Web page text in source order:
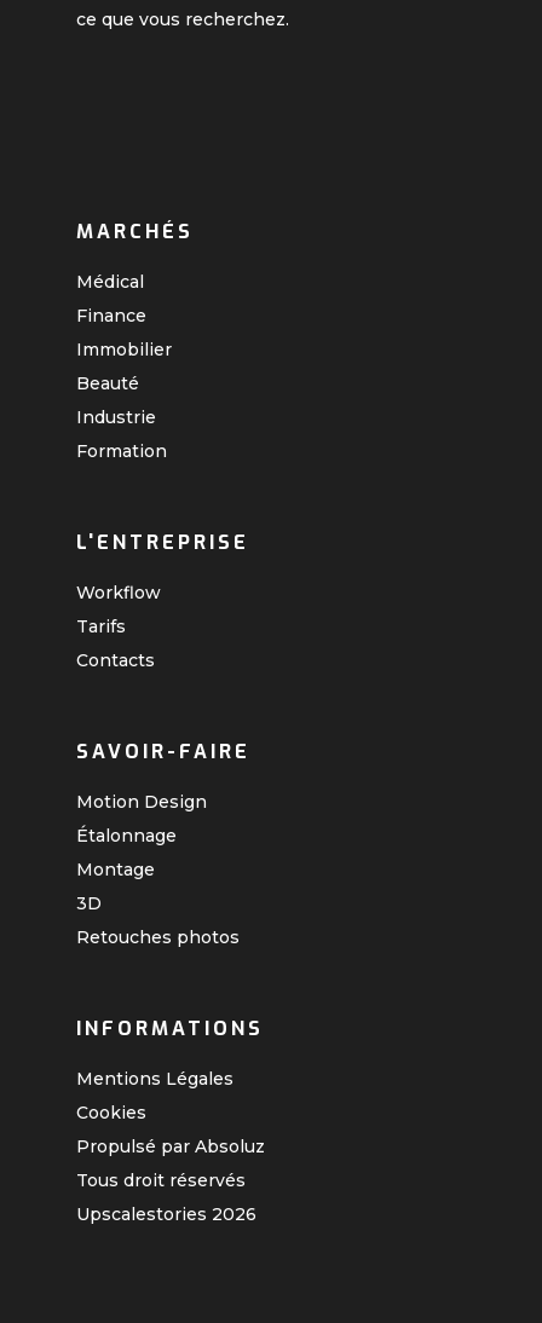
ce que vous recherchez.
MARCHÉS
Médical
Finance
Immobilier
Beauté
Industrie
Formation
L'ENTREPRISE
Workflow
Tarifs
Contacts
SAVOIR-FAIRE
Motion Design
Étalonnage
Montage
3D
Retouches photos
INFORMATIONS
Mentions Légales
Cookies
Propulsé par Absoluz
Tous droit réservés
Upscalestories 2026